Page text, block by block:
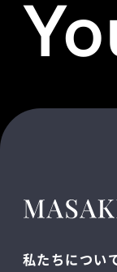
私たちについ